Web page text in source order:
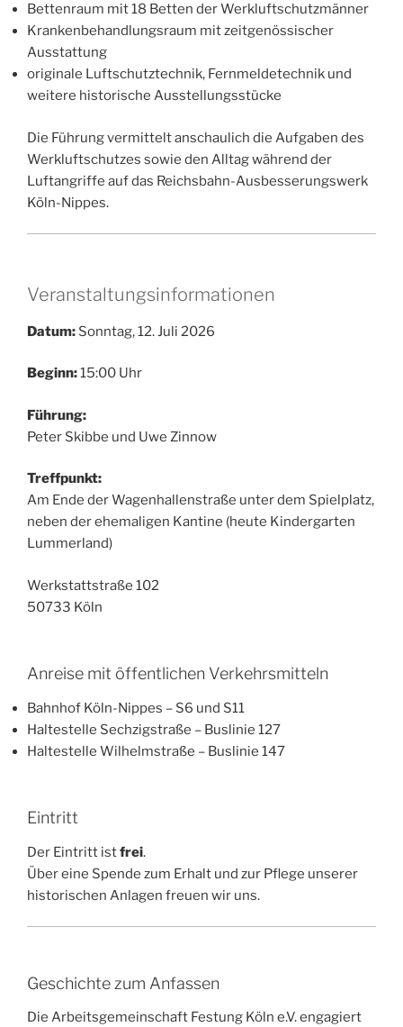
Bettenraum mit 18 Betten der Werkluftschutzmänner
Krankenbehandlungsraum mit zeitgenössischer
Ausstattung
originale Luftschutztechnik, Fernmeldetechnik und
weitere historische Ausstellungsstücke
Die Führung vermittelt anschaulich die Aufgaben des
Werkluftschutzes sowie den Alltag während der
Luftangriffe auf das Reichsbahn-Ausbesserungswerk
Köln-Nippes.
Veranstaltungsinformationen
Datum: Sonntag, 12. Juli 2026
Beginn:15:00 Uhr
Führung:
Peter Skibbe und Uwe Zinnow
Treffpunkt:
Am Ende der Wagenhallenstraße unter dem Spielplatz,
neben der ehemaligen Kantine (heute Kindergarten
Lummerland)
Werkstattstraße 102
50733 Köln
Anreise mit öffentlichen Verkehrsmitteln
Bahnhof Köln-Nippes – S6 und S11
Haltestelle Sechzigstraße – Buslinie 127
Haltestelle Wilhelmstraße – Buslinie 147
Eintritt
Der Eintritt istfrei.
Über eine Spende zum Erhalt und zur Pflege unserer
historischen Anlagen freuen wir uns.
Geschichte zum Anfassen
Die Arbeitsgemeinschaft Festung Köln e.V. engagiert